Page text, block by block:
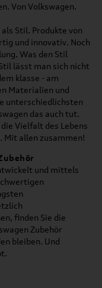
Von Volkswagen.
Stil. Produkte von
und innovativ. Noch
Was den Stil
lässt man sich nicht
klasse - am
Materialien und
unterschiedlichsten
das auch tut.
Vielfalt des Lebens
Mit allen zusammen!
und mittels
finden Sie die
Zubehör
bleiben. Und